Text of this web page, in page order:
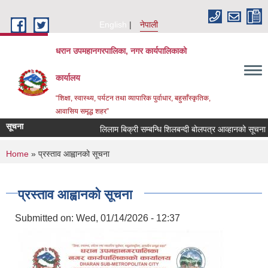
English
नेपाली
धरान उपमहानगरपालिका, नगर कार्यपालिकाको
कार्यालय
“शिक्षा, स्वास्थ्य, पर्यटन तथा व्यापारिक पुर्वाधार, बहुसाँस्कृतिक,
आवासिय समृद्ध शहर”
सूचना लिलाम बिक्री सम्बन्धि शिलबन्दी बोलपत्र आव्हानको सूचना।
You are here
Home » प्रस्ताव आह्वानको सूचना
प्रस्ताव आह्वानको सूचना
Submitted on: Wed, 01/14/2026 - 12:37